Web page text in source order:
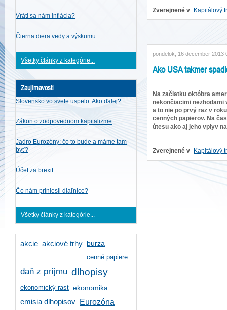
Vráti sa nám inflácia?
Čierna diera vedy a výskumu
Všetky články z kategórie...
Zaujímavosti
Slovensko vo svete uspelo. Ako ďalej?
Zákon o zodpovednom kapitalizme
Jadro Eurozóny: čo to bude a máme tam
byť?
Účet za brexit
Čo nám priniesli diaľnice?
Všetky články z kategórie...
akcie akciové trhy burza
cenné papiere
daň z príjmu dlhopisy
ekonomický rast ekonomika
emisia dlhopisov
Eurozóna
Zverejnené v Kapitálový
pondelok, 16 december 2013
Ako USA takmer
Na začiatku októbra
nekončiacimi nezhodami
a to nie po prvý raz v
cenných papierov. Na
útesu ako aj jeho vplyv
Zverejnené v Kapitálový